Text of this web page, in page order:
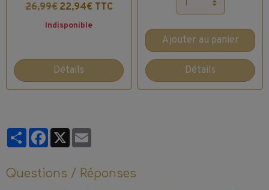
26,99€ 22,94€ TTC
Indisponible
Détails
Ajouter au panier
Détails
PartagerFacebook
X
Questions / Réponses